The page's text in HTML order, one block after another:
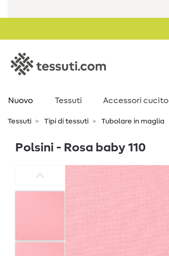
Nuovo Tessuti Accessori cucito
Tessuti Tipi di tessuti Tubolare in maglia
Polsini - Rosa baby 110